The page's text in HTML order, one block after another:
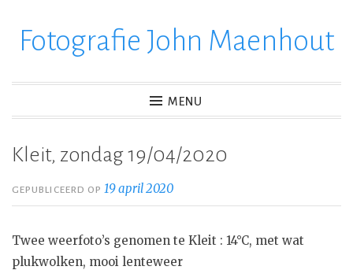
verderFotografie John Maenhout
MENU
Kleit, zondag 19/04/2020
GEPUBLICEERD OP19 april 2020
Twee weerfoto’s genomen te Kleit : 14°C, met wat
plukwolken, mooi lenteweer